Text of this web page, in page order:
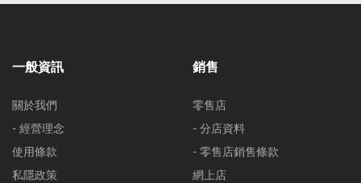
一般資訊
關於我們
- 經營理念
使用條款
私隱政策
銷售
零售店
- 分店資料
- 零售店銷售條款
網上店